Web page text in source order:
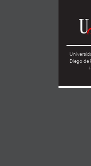
Diego de